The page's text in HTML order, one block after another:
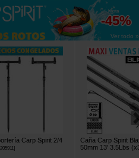
hasta
-45%
Ver todo »
Carp Spirit 2/4
205911]
Caña Carp Spirit
50mm 13' 3.5Lbs